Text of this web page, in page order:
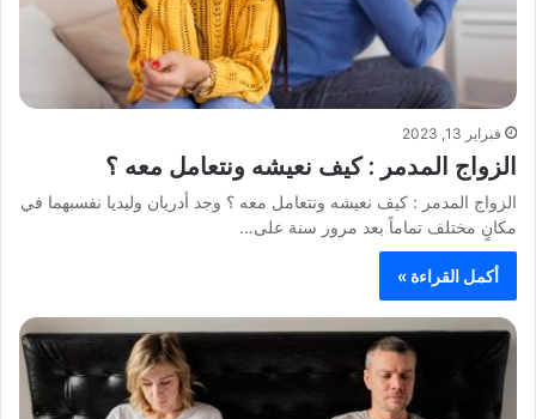
فبراير 13, 2023
الزواج المدمر : كيف نعيشه ونتعامل معه ؟
الزواج المدمر : كيف نعيشه ونتعامل معه ؟ وجد أدريان وليديا نفسبهما في
مكانٍ مختلف تماماً بعد مرور سنة على…
أكمل القراءة »